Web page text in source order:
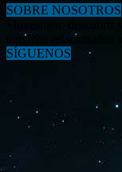
SOBRE NOSOTROS
«Investigar,
enigmas
SÍGUENOS